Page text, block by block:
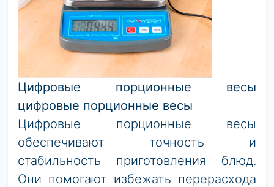
Цифровые порционные весы
цифровые порционные весы
Цифровые порционные весы
обеспечивают точность и
стабильность приготовления блюд.
Они помогают избежать перерасхода